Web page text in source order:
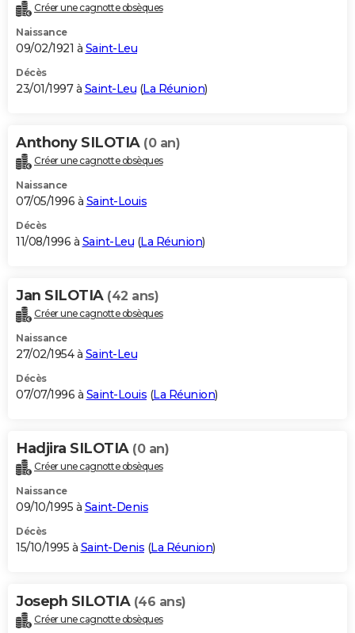
Créer une cagnotte obsèques
Naissance
09/02/1921 à Saint-Leu
Décès
23/01/1997 à Saint-Leu (La Réunion)
Anthony SILOTIA (0 an)
Créer une cagnotte obsèques
Naissance
07/05/1996 à Saint-Louis
Décès
11/08/1996 à Saint-Leu (La Réunion)
Jan SILOTIA (42 ans)
Créer une cagnotte obsèques
Naissance
27/02/1954 à Saint-Leu
Décès
07/07/1996 à Saint-Louis (La Réunion)
Hadjira SILOTIA (0 an)
Créer une cagnotte obsèques
Naissance
09/10/1995 à Saint-Denis
Décès
15/10/1995 à Saint-Denis (La Réunion)
Joseph SILOTIA (46 ans)
Créer une cagnotte obsèques